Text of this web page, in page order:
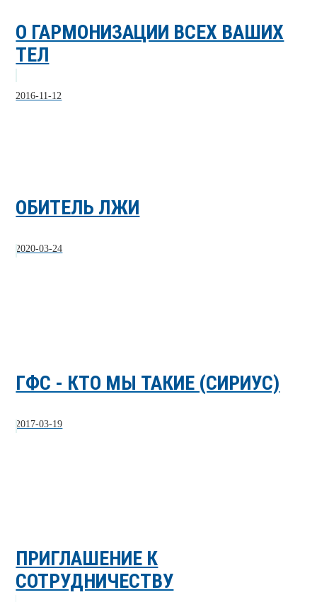
О ГАРМОНИЗАЦИИ ВСЕХ ВАШИХ
ТЕЛ
2016-11-12
ОБИТЕЛЬ ЛЖИ
2020-03-24
ГФС - КТО МЫ ТАКИЕ (СИРИУС)
2017-03-19
ПРИГЛАШЕНИЕ К
СОТРУДНИЧЕСТВУ